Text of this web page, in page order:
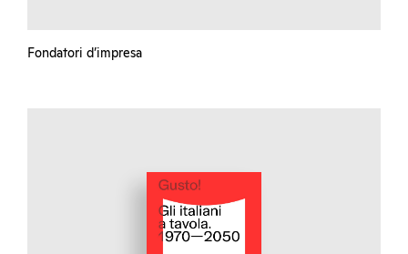
Fondatori d’impresa